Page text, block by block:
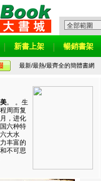
新書上架 暢銷書架
最新/最熱/最齊全的簡體書網
。 。生
周而复
，进化
六种特
大水
丰富的
不可思